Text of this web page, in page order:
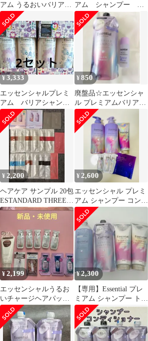
アム うるおいバリアコ
ンディショナー グロウ
モイスト
アム シャンプー コ
ンディショナー ミニ
トリートメント
¥3,333
エッセンシャルプレミ
アム バリアシャンプ
ートリートメント グ
ロウ&モイスト 2箱
¥850
廃盤品☆エッセンシャ
ル プレミアムバリアシ
ャンプー グロウ＆モイ
スト 詰め替え
¥ 2,200
ヘアケア サンプル 20包
ESTANDARD THREE
ORBIS など
¥ 2,600
エッセンシャル プレミ
アム シャンプー コンデ
ィショナー グロウ&モ
イスト
¥2,199
エッセンシャルうるお
いチャージヘアパック5
包+プルントリペアリッ
チヘアマスク 他
¥2,300
【専用】Essential プレ
ミアム シャンプー トリ
ートメント セット